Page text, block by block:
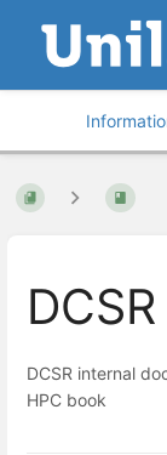
DCSR
DCSR internal
HPC book